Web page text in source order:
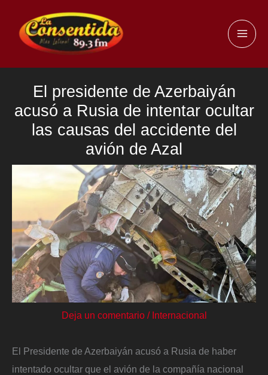
contenido
El presidente de Azerbaiyán
acusó a Rusia de intentar ocultar
las causas del accidente del
avión de Azal
Deja un comentario / Internacional
El Presidente de Azerbaiyán acusó a Rusia de haber
intentado ocultar que el avión de la compañía nacional